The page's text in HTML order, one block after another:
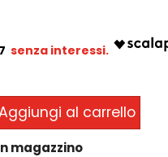
al carrello
magazzino